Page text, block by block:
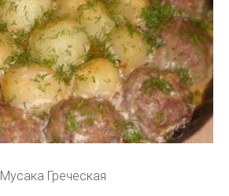
Мусака Греческая